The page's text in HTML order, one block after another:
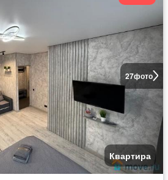
27фото
Квартира